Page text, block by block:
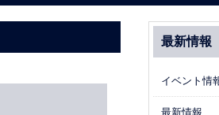
最新情報
イベント情
最新情報